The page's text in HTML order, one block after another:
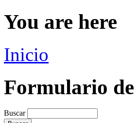
You are here
Inicio
Formulario de
Buscar